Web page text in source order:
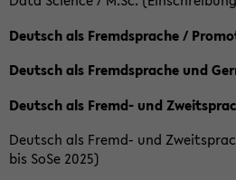
Deutsch als Fremdsprache /
Deutsch als Fremdsprache und
Deutsch als Fremd- und
Deutsch als Fremd- und
bis SoSe 2025)